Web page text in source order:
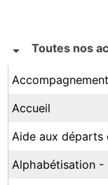
Toutes nos
arrow_drop_down
Accueil
Aide aux départs
Alphabétisation -